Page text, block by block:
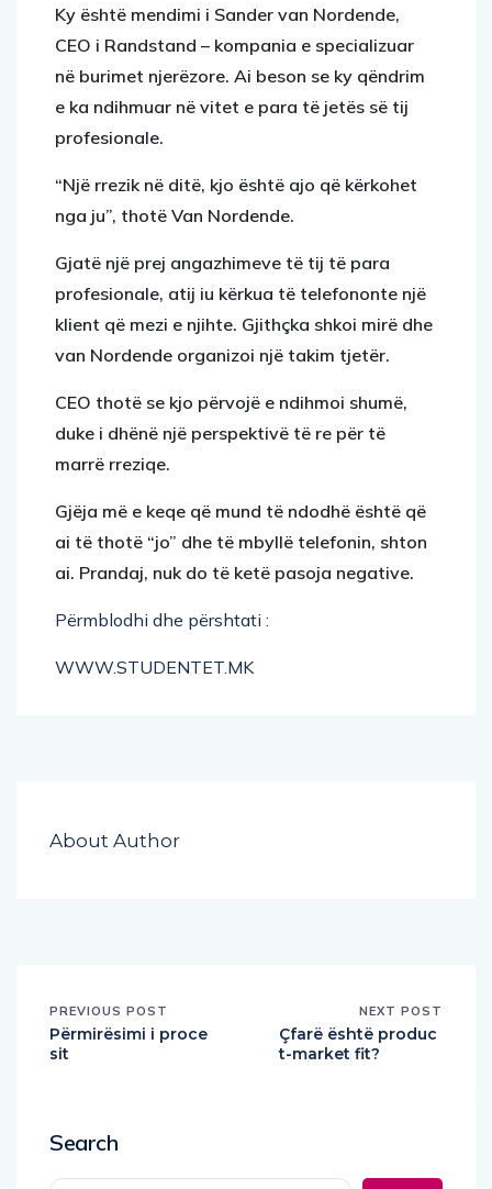
Ky është mendimi i Sander van Nordende,
CEO i Randstand – kompania e specializuar
në burimet njerëzore. Ai beson se ky qëndrim
e ka ndihmuar në vitet e para të jetës së tij
profesionale.
“Një rrezik në ditë, kjo është ajo që kërkohet
nga ju”, thotë Van Nordende.
Gjatë një prej angazhimeve të tij të para
profesionale, atij iu kërkua të telefononte një
klient që mezi e njihte. Gjithçka shkoi mirë dhe
van Nordende organizoi një takim tjetër.
CEO thotë se kjo përvojë e ndihmoi shumë,
duke i dhënë një perspektivë të re për të
marrë rreziqe.
Gjëja më e keqe që mund të ndodhë është që
ai të thotë “jo” dhe të mbyllë telefonin, shton
ai. Prandaj, nuk do të ketë pasoja negative.
Përmblodhi dhe përshtati :
WWW.STUDENTET.MK
About Author
PREVIOUS POST
Përmirësimi i proce
sit
NEXT POST
Çfarë është produc
t-market fit?
Search